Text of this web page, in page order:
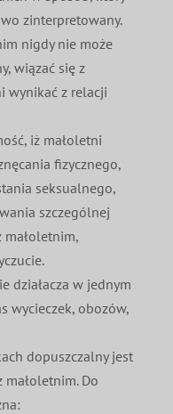
zinterpretowany.
nigdy nie może
wiązać się z
wynikać z relacji
iż małoletni
fizycznego,
seksualnego,
szczególnej
działacza w jednym
wycieczek, obozów,
dopuszczalny jest
małoletnim. Do